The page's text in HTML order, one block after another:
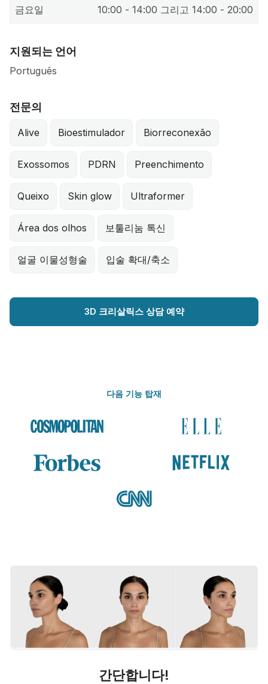
금요일 10:00 - 14:00 그리고 14:00 - 20:00
지원되는 언어
Português
전문의
Alive Bioestimulador Biorreconexão
Exossomos PDRN Preenchimento
Queixo Skin glow Ultraformer
Área dos olhos 보툴리눔 톡신
얼굴 이물성형술 입술 확대/축소
3D 크리살릭스 상담 예약
다음 기능 탑재
간단합니다!